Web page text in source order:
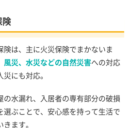
険
は、主に火災保険でまかないま
風災、水災などの自然災害への対応
にも対応。
の水漏れ、入居者の専有部分の破損
選ぶことで、安心感を持って生活で
ます。